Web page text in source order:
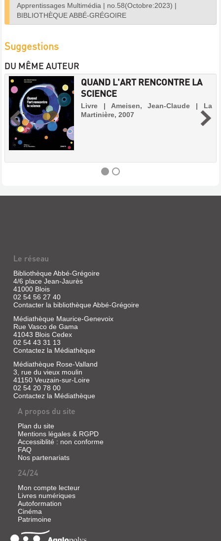
Apprentissages Multimédia | no.58(Octobre:2023) |
BIBLIOTHÈQUE ABBÉ-GRÉGOIRE
Suggestions
DU MÊME AUTEUR
QUAND L'ART RENCONTRE LA
SCIENCE
Livre | Ameisen, Jean-Claude | La
Martinière, 2007
Livre
Ameisen,
Jean-
Claude
La
Martinière,
2007
ENQUÊTE
SUR
LA
SEXUALITÉ
EN
FRANCE
PRATIQUES,
GE...
Livre
Bajos,
Nathalie
Découverte,
Les
Le réseau
Bibliothèque Abbé-Grégoire
4/6 place Jean-Jaurès
41000 Blois
02 54 56 27 40
Contacter la bibliothèque Abbé-Grégoire
Médiathèque Maurice-Genevoix
Rue Vasco de Gama
41043 Blois Cedex
02 54 43 31 13
Contactez la Médiathèque
Médiathèque Rose-Valland
3, rue du vieux moulin
41150 Veuzain-sur-Loire
02 54 20 78 00
Contactez la Médiathèque
A propos du site
Plan du site
Mentions légales & RGPD
Accessiblité : non conforme
FAQ
Nos partenariats
24/24
Mon compte lecteur
Livres numériques
Autoformation
Cinéma
Patrimoine